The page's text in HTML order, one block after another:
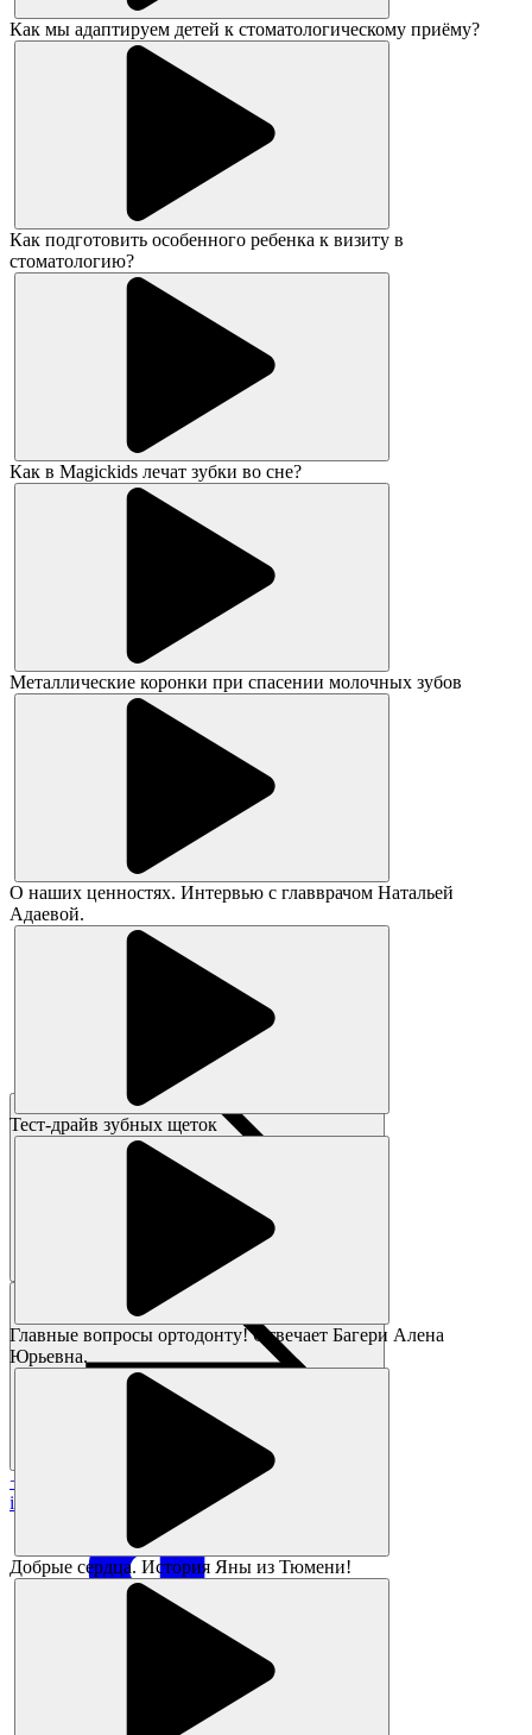
Как мы адаптируем детей к стоматологическому приёму?
Как подготовить особенного ребенка к визиту в
стоматологию?
Как в Magickids лечат зубки во сне?
Металлические коронки при спасении молочных зубов
О наших ценностях. Интервью с главврачом Натальей
Адаевой.
Тест-драйв зубных щеток
Главные вопросы ортодонту! Отвечает Багери Алена
Юрьевна.
Добрые сердца. История Яны из Тюмени!
+7 383 373-05-05
info@magikids.ru